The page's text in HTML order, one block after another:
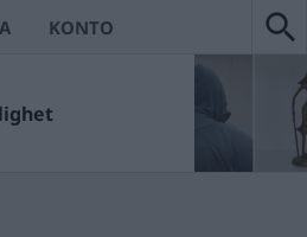
KONTO